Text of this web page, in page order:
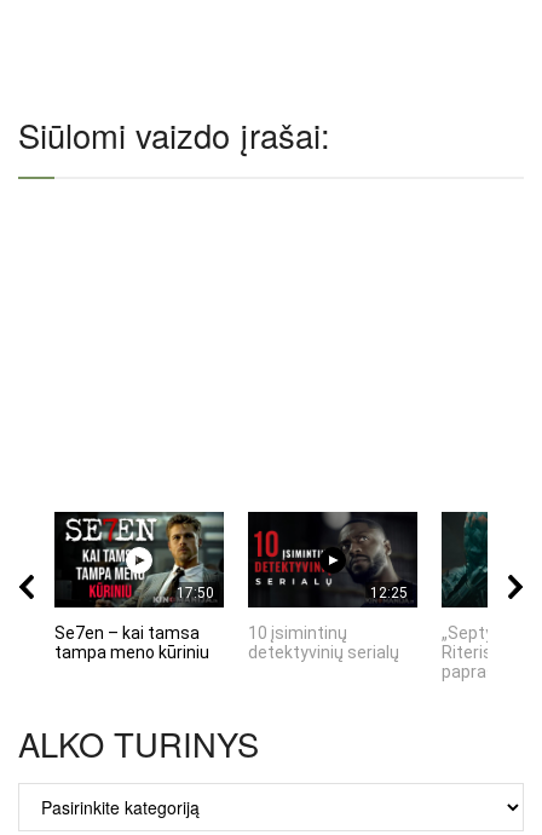
Siūlomi vaizdo įrašai:
17:50
Se7en – kai tamsa
tampa meno kūriniu
12:25
10 įsimintinų
detektyvinių serialų
„Septynių
Riteris" – kai
ALKO TURINYS
TURINYS